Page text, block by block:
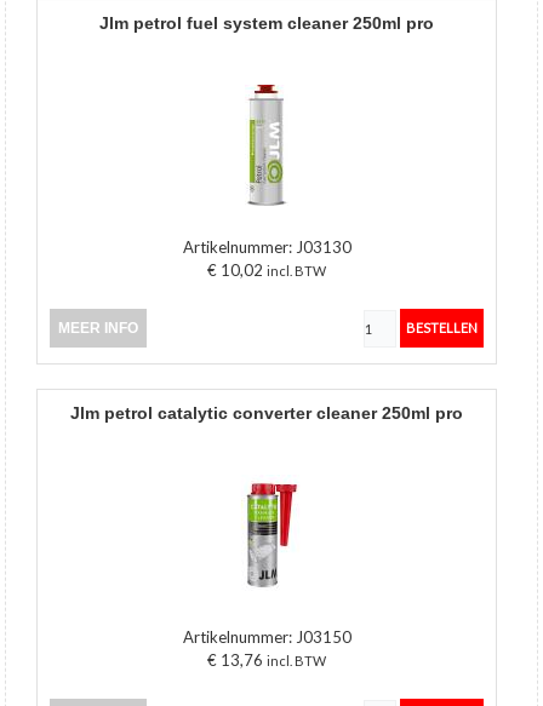
jlm petrol fuel system cleaner 250ml pro
Artikelnummer: J03130
€ 10,02 incl. BTW
MEER INFO
jlm petrol catalytic converter cleaner 250ml pro
Artikelnummer: J03150
€ 13,76 incl. BTW